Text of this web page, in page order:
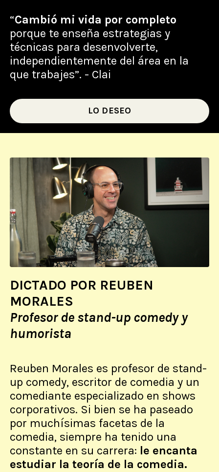
“Cambió mi vida por completo
porque te enseña estrategias y
técnicas para desenvolverte,
independientemente del área en la
que trabajes”. - Clai
LO DESEO
DICTADO POR REUBEN
MORALES
Profesor de stand-up comedy y
humorista
Reuben Morales es profesor de stand-
up comedy, escritor de comedia y un
comediante especializado en shows
corporativos. Si bien se ha paseado
por muchísimas facetas de la
comedia, siempre ha tenido una
constante en su carrera: le encanta
estudiar la teoría de la comedia.